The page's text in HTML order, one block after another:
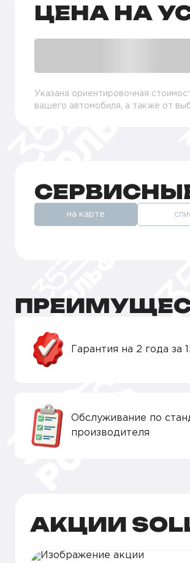
ЦЕНА НА
Указана ориентировочная
вашего автомобиля, а также от
на карте
Гарантия на 2 года за
Обслуживание по
производителя
АКЦИИ